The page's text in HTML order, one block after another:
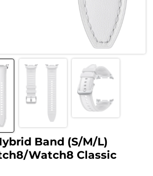
Band (S/M/L)
Watch8 Classic